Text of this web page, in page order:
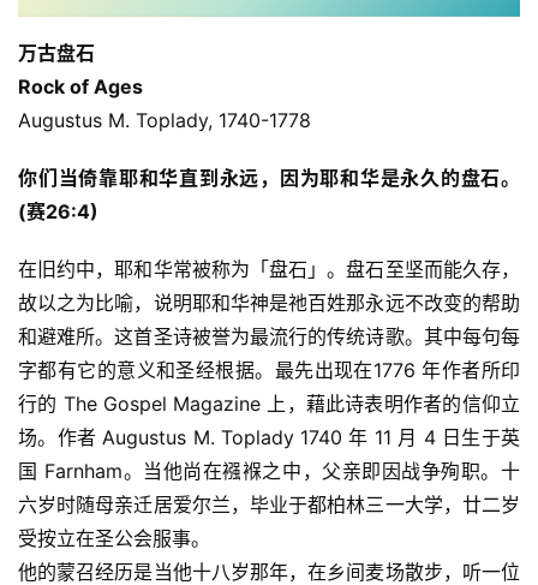
万古盘石
Rock of Ages
Augustus M. Toplady, 1740-1778
你们当倚靠耶和华直到永远，因为耶和华是永久的盘石。
(赛26:4)
在旧约中，耶和华常被称为「盘石」。盘石至坚而能久存，
故以之为比喻，说明耶和华神是祂百姓那永远不改变的帮助
和避难所。这首圣诗被誉为最流行的传统诗歌。其中每句每
字都有它的意义和圣经根据。最先出现在1776 年作者所印
行的 The Gospel Magazine 上，藉此诗表明作者的信仰立
场。作者 Augustus M. Toplady 1740 年 11 月 4 日生于英
国 Farnham。当他尚在襁褓之中，父亲即因战争殉职。十
六岁时随母亲迁居爱尔兰，毕业于都柏林三一大学，廿二岁
受按立在圣公会服事。
他的蒙召经历是当他十八岁那年，在乡间麦场散步，听一位